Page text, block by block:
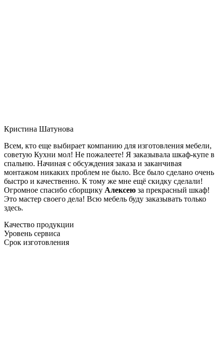
Кристина Шатунова
Всем, кто еще выбирает компанию для изготовления мебели,
советую Кухни мол! Не пожалеете! Я заказывала шкаф-купе в
спальню. Начиная с обсуждения заказа и заканчивая
монтажом никаких проблем не было. Все было сделано очень
быстро и качественно. К тому же мне ещё скидку сделали!
Огромное спасибо сборщику Алексею за прекрасный шкаф!
Это мастер своего дела! Всю мебель буду заказывать только
здесь.
Качество продукции
Уровень сервиса
Срок изготовления